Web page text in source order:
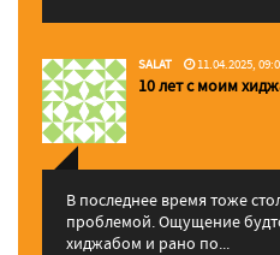
SALAT 11.04.2025,
10 лет с моим
В последнее время тоже
проблемой. Ощущение
хиджабом и рано по...